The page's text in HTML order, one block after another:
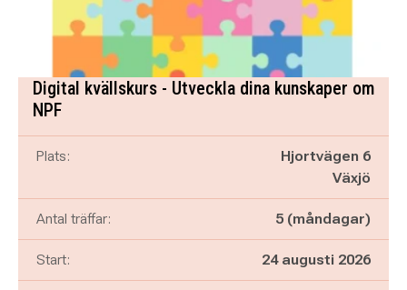
Digital kvällskurs - Utveckla dina kunskaper om
NPF
Plats:
Hjortvägen 6
Växjö
Antal träffar: 5 (måndagar)
Start: 24 augusti 2026